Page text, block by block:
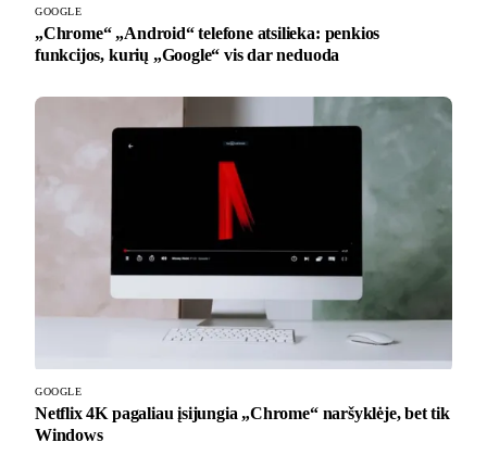
GOOGLE
„Chrome“ „Android“ telefone atsilieka: penkios
funkcijos, kurių „Google“ vis dar neduoda
GOOGLE
Netflix 4K pagaliau įsijungia „Chrome“ naršyklėje, bet tik
Windows